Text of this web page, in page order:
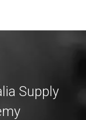
Supply